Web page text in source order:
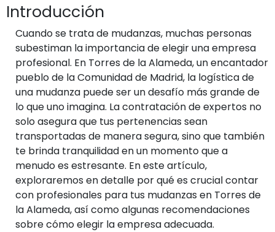
Introducción
Cuando se trata de mudanzas, muchas personas
subestiman la importancia de elegir una empresa
profesional. En Torres de la Alameda, un encantador
pueblo de la Comunidad de Madrid, la logística de
una mudanza puede ser un desafío más grande de
lo que uno imagina. La contratación de expertos no
solo asegura que tus pertenencias sean
transportadas de manera segura, sino que también
te brinda tranquilidad en un momento que a
menudo es estresante. En este artículo,
exploraremos en detalle por qué es crucial contar
con profesionales para tus mudanzas en Torres de
la Alameda, así como algunas recomendaciones
sobre cómo elegir la empresa adecuada.